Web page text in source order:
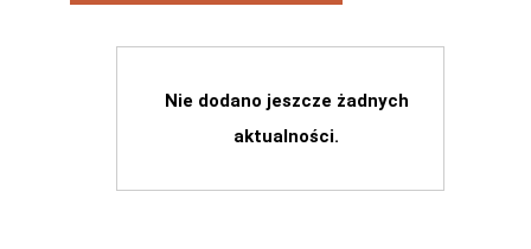
Nie dodano jeszcze żadnych
aktualności.